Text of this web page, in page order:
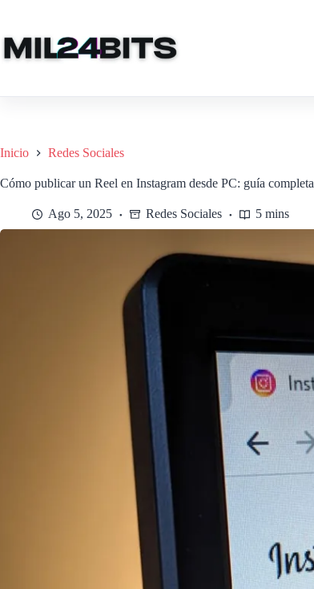
contenido
Inicio Redes Sociales
Cómo publicar un Reel en Instagram desde PC: guía completa
Ago 5, 2025 Redes Sociales 5 mins